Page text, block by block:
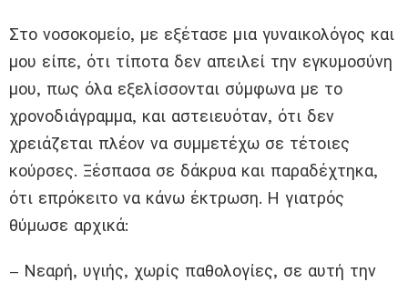
Στο νοσοκομείο, με εξέτασε μια γυναικολόγος και
μου είπε, ότι τίποτα δεν απειλεί την εγκυμοσύνη
μου, πως όλα εξελίσσονται σύμφωνα με το
χρονοδιάγραμμα, και αστειευόταν, ότι δεν
χρειάζεται πλέον να συμμετέχω σε τέτοιες
κούρσες. Ξέσπασα σε δάκρυα και παραδέχτηκα,
ότι επρόκειτο να κάνω έκτρωση. Η γιατρός
θύμωσε αρχικά:
– Νεαρή, υγιής, χωρίς παθολογίες, σε αυτή την